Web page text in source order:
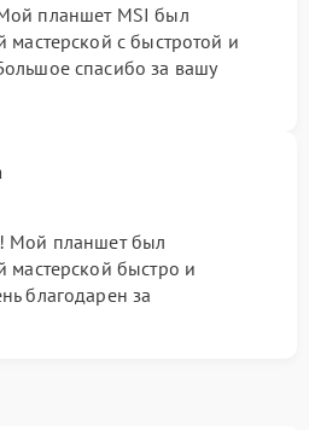
планшет MSI был
мастерской с быстротой и
спасибо за вашу
Мой планшет был
мастерской быстро и
благодарен за